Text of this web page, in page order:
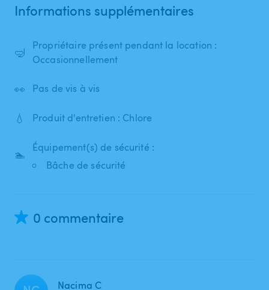
Informations supplémentaires
🤿
Propriétaire présent pendant la location :
Occasionnellement
👀 Pas de vis à vis
💧 Produit d'entretien : Chlore
🏊
Équipement(s) de sécurité :
Bâche de sécurité
0 commentaire
Nacima C